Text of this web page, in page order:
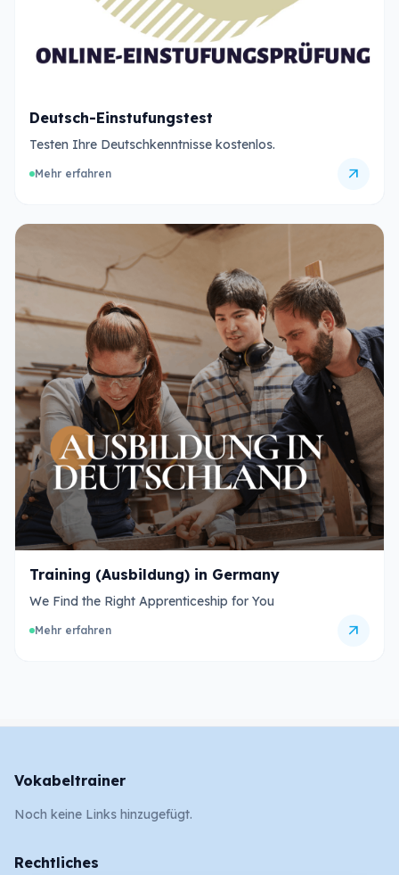
Deutsch-Einstufungstest
Testen Ihre Deutschkenntnisse kostenlos.
Mehr erfahren arrow_outward
Training (Ausbildung) in Germany
We Find the Right Apprenticeship for You
Mehr erfahren arrow_outward
Vokabeltrainer
Noch keine Links hinzugefügt.
Rechtliches